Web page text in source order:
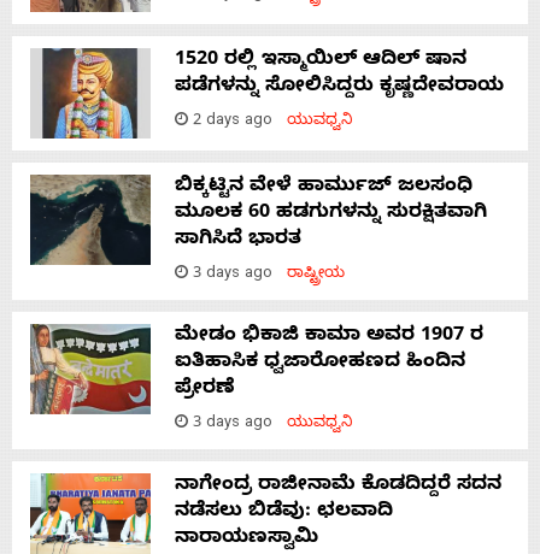
1520 ರಲ್ಲಿ ಇಸ್ಮಾಯಿಲ್ ಆದಿಲ್ ಷಾನ
ಪಡೆಗಳನ್ನು ಸೋಲಿಸಿದ್ದರು ಕೃಷ್ಣದೇವರಾಯ
2 days ago ಯುವಧ್ವನಿ
ಬಿಕ್ಕಟ್ಟಿನ ವೇಳೆ ಹಾರ್ಮುಜ್ ಜಲಸಂಧಿ
ಮೂಲಕ 60 ಹಡಗುಗಳನ್ನು ಸುರಕ್ಷಿತವಾಗಿ
ಸಾಗಿಸಿದೆ ಭಾರತ
3 days ago ರಾಷ್ಟ್ರೀಯ
ಮೇಡಂ ಭಿಕಾಜಿ ಕಾಮಾ ಅವರ 1907 ರ
ಐತಿಹಾಸಿಕ ಧ್ವಜಾರೋಹಣದ ಹಿಂದಿನ
ಪ್ರೇರಣೆ
3 days ago ಯುವಧ್ವನಿ
ನಾಗೇಂದ್ರ ರಾಜೀನಾಮೆ ಕೊಡದಿದ್ದರೆ ಸದನ
ನಡೆಸಲು ಬಿಡೆವು: ಛಲವಾದಿ
ನಾರಾಯಣಸ್ವಾಮಿ